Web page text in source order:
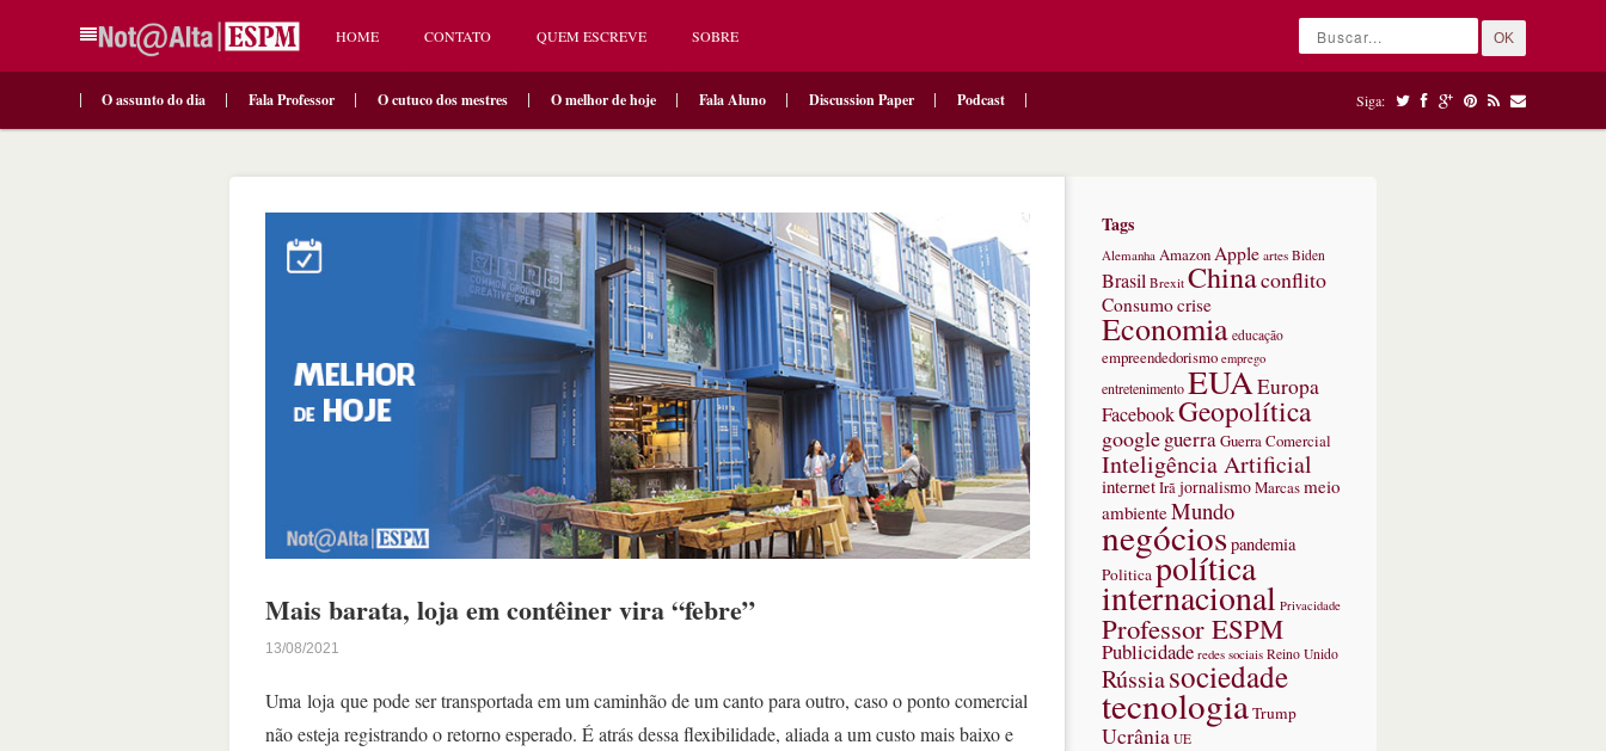
HOME CONTATO QUEM ESCREVE SOBRE OK
O assunto do dia Fala Professor O cutuco dos mestres O melhor de hoje Fala Aluno Discussion Paper Podcast Siga:
Mais barata, loja em contêiner vira “febre”
13/08/2021
Uma loja que pode ser transportada em um caminhão de um canto para outro, caso o ponto comercial
não esteja registrando o retorno esperado. É atrás dessa flexibilidade, aliada a um custo mais baixo e
Tags
Alemanha Amazon Apple artes Biden
Brasil Brexit Chinaconflito
Consumocrise
Economia educação
empreendedorismo emprego
entretenimentoEUAEuropa
FacebookGeopolítica
googleguerraGuerra Comercial
Inteligência Artificial
internetIrãjornalismoMarcasmeio
ambienteMundo
negóciospandemia
Politicapolítica
internacional Privacidade
Professor ESPM
Publicidade redes sociais Reino Unido
Rússiasociedade
tecnologiaTrump
Ucrânia UE